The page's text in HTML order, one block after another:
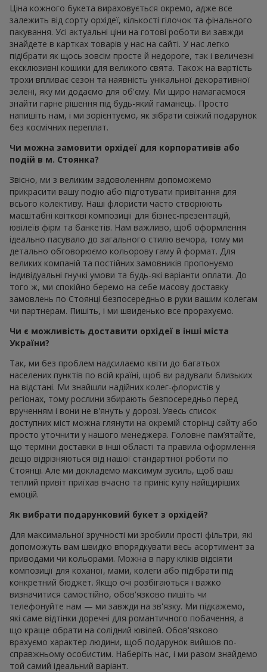
Ціна кожного букета вираховується окремо, адже все
залежить від сорту орхідеї, кількості гілочок та фінального
пакування. Усі актуальні ціни на готові роботи ви завжди
знайдете в картках товарів у нас на сайті. У нас легко
підібрати як щось зовсім просте й недороге, так і величезні
ексклюзивні кошики для великого свята. Також на вартість
трохи впливає сезон та наявність унікальної декоративної
зелені, яку ми додаємо для об'єму. Ми щиро намагаємося
знайти гарне рішення під будь-який гаманець. Просто
напишіть нам, і ми зорієнтуємо, як зібрати свіжий подарунок
без космічних переплат.
Чи можна замовити орхідеї для корпоративів або
подій в м. Стоянка?
Звісно, ми з великим задоволенням допоможемо
прикрасити вашу подію або підготувати привітання для
всього колективу. Наші флористи часто створюють
масштабні квіткові композиції для бізнес-презентацій,
ювілеїв фірм та банкетів. Нам важливо, щоб оформлення
ідеально пасувало до загального стилю вечора, тому ми
детально обговорюємо кольорову гаму й формат. Для
великих компаній та постійних замовників пропонуємо
індивідуальні гнучкі умови та будь-які варіанти оплати. До
того ж, ми спокійно беремо на себе масову доставку
замовлень по Стоянці безпосередньо в руки вашим колегам
чи партнерам. Пишіть, і ми швиденько все прорахуємо.
Чи є можливість доставити орхідеї в інші міста
України?
Так, ми без проблем надсилаємо квіти до багатьох
населених пунктів по всій країні, щоб ви радували близьких
на відстані. Ми знайшли надійних колег-флористів у
регіонах, тому рослини збирають безпосередньо перед
врученням і вони не в'януть у дорозі. Увесь список
доступних міст можна глянути на окремій сторінці сайту або
просто уточнити у нашого менеджера. Головне пам’ятайте,
що терміни доставки в інші області та правила оформлення
дещо відрізняються від нашої стандартної роботи по
Стоянці. Але ми докладемо максимум зусиль, щоб ваш
теплий привіт приїхав вчасно та приніс купу найщиріших
емоцій.
Як вибрати подарунковий букет з орхідей?
Для максимальної зручності ми зробили прості фільтри, які
допоможуть вам швидко впорядкувати весь асортимент за
приводами чи кольорами. Можна в пару кліків відсіяти
композиції для коханої, мами, колеги або підібрати під
конкретний бюджет. Якщо очі розбігаються і важко
визначитися самостійно, обов'язково пишіть чи
телефонуйте нам — ми завжди на зв'язку. Ми підкажемо,
які саме відтінки доречні для романтичного побачення, а
що краще обрати на солідний ювілей. Обов'язково
врахуємо характер людини, щоб подарунок вийшов по-
справжньому особистим. Наберіть нас, і ми разом знайдемо
той самий ідеальний варіант.